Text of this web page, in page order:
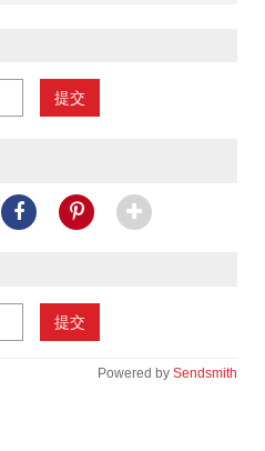
提交
提交
Powered by Sendsmith